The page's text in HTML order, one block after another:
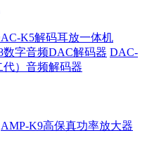
K5解码耳放一体机
数字音频DAC解码器 DAC-
）音频解码器
AMP-K9高保真功率放大器